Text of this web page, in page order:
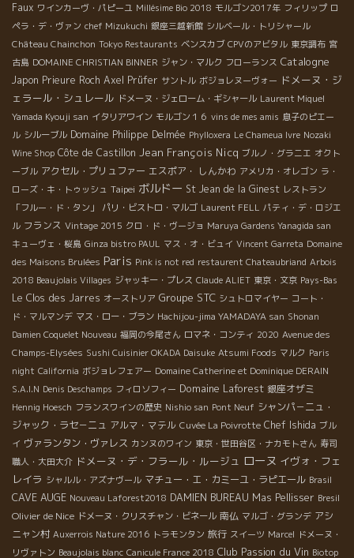
Faux ワインカーヴ・パピーユ Millésime Bio 2018 モルゴン2017年 フィリップ ロ
ペラ・デ・ヴァン chef Mizukuchi 銀座三越新館 シルベール・トリシャール
Château Chainchon Tokyo Restaurants ベンスカブ CPVのアビタル 東京調布 宮
古島 DOMAINE CHRISTIAN BINNER ジャン・マルク フローランス Catalogne
Japon Prieure Roch Axel Prüfer サントル ボジョレヌーヴォー ドメーヌ・ジ
ェラール・シュレール ドメーヌ・ジェローム・ギシャール Laurent Miquel
Yamada Kyouji san イタリアワイン モルゴン１６ vins de mes amis 息子のピエー
ル シルーブル Domaine Philippe Delmée Phylloxera Le Chameua Ivre Nozaki
Wine Shop Côte de Castillon Jean François Nicq ブルノ・グラニエ オクト
ーブル アクセル・プリュファー エスポア・ しんかわ アメリカ・オレゴン ラ・
ローズ・キ・トゥッシュ Taipei ボルドー St Jean de la Ginest レストラン
「フルー・ド・タン」
パリ・ビストロ・マルゴ Laurent FELL パティ・デ・ロジエ
ル フランス Vintage 2015 クロ・ド・ヴージョ Maruya Gardens Yanagida san
キューヴェ・桜島 Ginza bistro PAUL マス・オ・ビュイ Vincent Garreta Domaine
des Maisons Brulées Paris Pink is not red restaurent Chateaubriand Arbois
2018 Beaujolais Villages ジャッキー・プレス Claude ALIET 東京・文京 Pays-Bas
Le Clos des Jarres オーストリア Groupe STC シュトロマイヤー コート・
ド・マルマンデ マス・ロー・ブラン Hachijou-jima YAMADAYA san Shonan
Damien Coquelet Nouveau 福岡の今尾さん ロマネ・コンティ 2020 Avenue des
Champs-Elysées Sushi Cuisinier OKADA Daisuke Atsumi Foods マルク Paris
night California ボジョレフェアー Domaine Catherine et Dominique DERAIN
S.A.I.N Denis Deschamps フィロソフィー Domaine Laforest 銀座オザミ
Hennig Hoesch フランスワインの歴史 Nishio san Pont Neuf シャンパ－ニュ・
ジャック・ラセ－ニュ アルマ・マテル Cuvée La Poivrotte Chef Ishida ブル
イ ヴァランタン・ヴァレス カンヌのワイン 東京・世田谷区・ナカモトさん 寿司
職人・大田大介 ドメーヌ・デ・フラール・ルージュ ローヌ イヴォ・フェ
レイラ シャルル・アズナヴール マチュー・エ・カミーユ・ラピエール Brasil
CAVE AUGE Nouveau Laforest2018 DAMIEN BUREAU Mas Pellisser Bresil
Olivier de Nice ドメーヌ・クリスチャン・ビネール 南仏 マルゴ・グランデ アシ
ニャン村 Auxerrois Nature 2016 トラモンタン 旅行 スイーツ Marcel ドメーヌ・
リヴァトン Beaujolais blanc Canicule France 2018 Club Passion du Vin Biotop